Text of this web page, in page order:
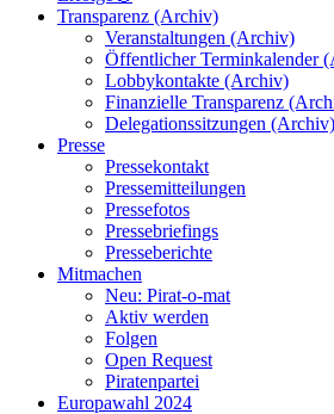
Transparenz (Archiv)
Veranstaltungen (Archiv)
Öffentlicher Terminkalender
Lobbykontakte (Archiv)
Finanzielle Transparenz
Delegationssitzungen (Archiv)
Presse
Pressekontakt
Pressemitteilungen
Pressefotos
Pressebriefings
Presseberichte
Mitmachen
Neu: Pirat-o-mat
Aktiv werden
Folgen
Open Request
Piratenpartei
Europawahl 2024